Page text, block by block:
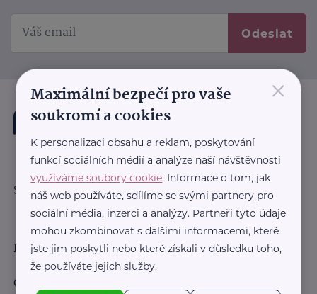
Odeslat
Sledujte nás:
Důležité odkazy
Obchodní podmínky
×
Maximální bezpečí pro vaše
soukromí a cookies
K personalizaci obsahu a reklam, poskytování
funkcí sociálních médií a analýze naší návštěvnosti
využíváme soubory cookie. Informace o tom, jak
náš web používáte, sdílíme se svými partnery pro
sociální média, inzerci a analýzy. Partneři tyto údaje
mohou zkombinovat s dalšími informacemi, které
jste jim poskytli nebo které získali v důsledku toho,
že používáte jejich služby.